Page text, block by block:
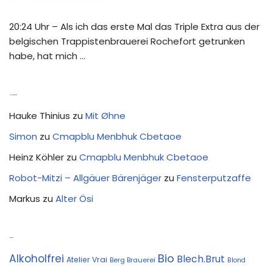
20:24 Uhr – Als ich das erste Mal das Triple Extra aus der
belgischen Trappistenbrauerei Rochefort getrunken
habe, hat mich …
Hauke Thinius zu Mit Øhne
Simon zu Cmapblu Menbhuk Cbetaoe
Heinz Köhler zu Cmapblu Menbhuk Cbetaoe
Robot-Mitzi – Allgäuer Bärenjäger zu Fensterputzaffe
Markus zu Alter Ösi
Alkoholfrei Atelier Vrai Berg Brauerei Bio Blech.Brut Blond